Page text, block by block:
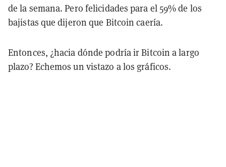
de la semana. Pero felicidades para el 59% de los
bajistas que dijeron que Bitcoin caería.
Entonces, ¿hacia dónde podría ir Bitcoin a largo
plazo? Echemos un vistazo a los gráficos.